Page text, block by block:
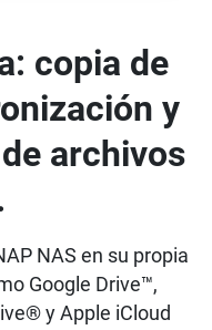
copia de
y
archivos
NAS en su propia
Google Drive™,
y Apple iCloud